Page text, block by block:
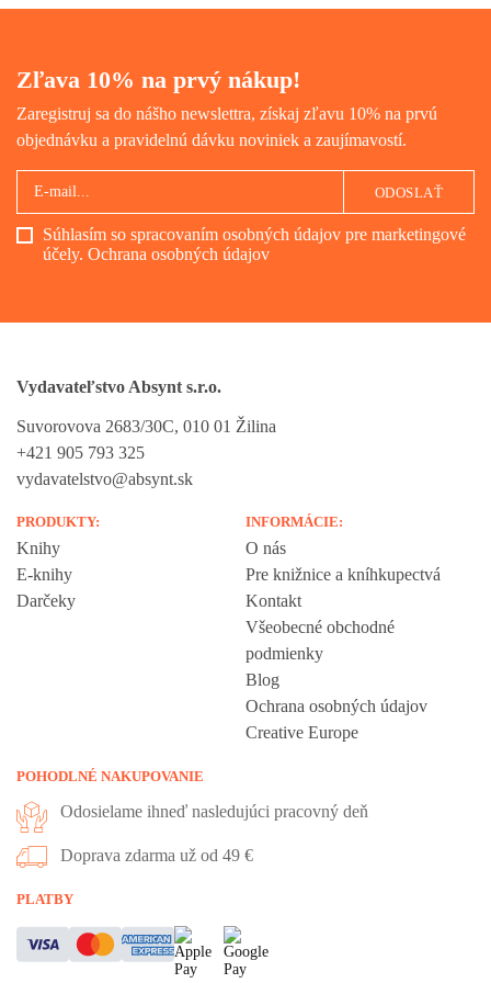
Zľava 10% na prvý nákup!
Zaregistruj sa do nášho newslettra, získaj zľavu 10% na prvú
objednávku a pravidelnú dávku noviniek a zaujímavostí.
Súhlasím so spracovaním osobných údajov pre marketingové
účely. Ochrana osobných údajov
ODOSLAŤ
Vydavateľstvo Absynt s.r.o.
Suvorovova 2683/30C, 010 01 Žilina
+421 905 793 325
vydavatelstvo@absynt.sk
PRODUKTY:
Knihy
E-knihy
Darčeky
INFORMÁCIE:
O nás
Pre knižnice a kníhkupectvá
Kontakt
Všeobecné obchodné
podmienky
Blog
Ochrana osobných údajov
Creative Europe
POHODLNÉ NAKUPOVANIE
Odosielame ihneď nasledujúci pracovný deň
Doprava zdarma už od 49 €
PLATBY
Vážime si vaše súkromie
Táto stránka používa cookies, aby vám ponúkla skvelý zážitok z
prehliadania. Všetky dôležité informácie nájdete na stránke Cookies.